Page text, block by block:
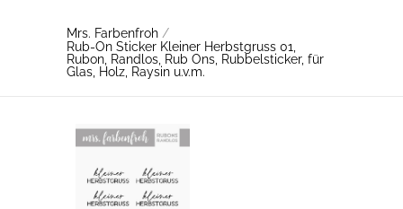
Mrs. Farbenfroh /
Rub-On Sticker Kleiner Herbstgruss 01,
Rubon, Randlos, Rub Ons, Rubbelsticker, für
Glas, Holz, Raysin u.v.m.